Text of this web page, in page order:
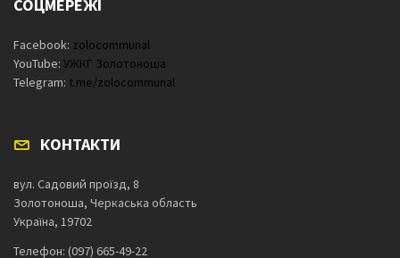
СОЦМЕРЕЖІ
Facebook: zolocommunal
YouTube: УЖКГ Золотоноша
Telegram: t.me/zolocommunal
КОНТАКТИ
вул. Садовий проїзд, 8
Золотоноша, Черкаська область
Україна, 19702
Телефон: (097) 665-49-22